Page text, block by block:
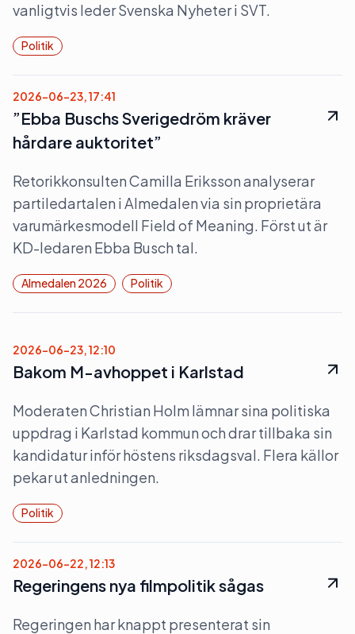
vanligtvis leder Svenska Nyheter i SVT.
Politik
2026-06-23, 17:41
”Ebba Buschs Sverigedröm kräver
hårdare auktoritet”
Retorikkonsulten Camilla Eriksson analyserar
partiledartalen i Almedalen via sin proprietära
varumärkesmodell Field of Meaning. Först ut är
KD-ledaren Ebba Busch tal.
Almedalen 2026 Politik
2026-06-23, 12:10
Bakom M-avhoppet i Karlstad
Moderaten Christian Holm lämnar sina politiska
uppdrag i Karlstad kommun och drar tillbaka sin
kandidatur inför höstens riksdagsval. Flera källor
pekar ut anledningen.
Politik
2026-06-22, 12:13
Regeringens nya filmpolitik sågas
Regeringen har knappt presenterat sin